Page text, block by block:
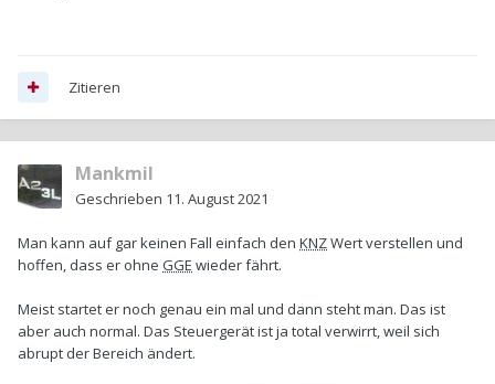
Zitieren
Mankmil
Geschrieben 11. August 2021
Man kann auf gar keinen Fall einfach den KNZWert verstellen und
hoffen, dass er ohne GGE wieder fährt.
Meist startet er noch genau ein mal und dann steht man. Das ist
aber auch normal. Das Steuergerät ist ja total verwirrt, weil sich
abrupt der Bereich ändert.